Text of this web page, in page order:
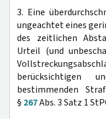
3. Eine
ungeachtet eines
des zeitlichen
Urteil (und
berücksichtigen
bestimmenden
§ 267Abs. 3 Satz 1